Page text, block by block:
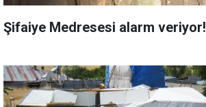
Şifaiye Medresesi alarm veriyor!